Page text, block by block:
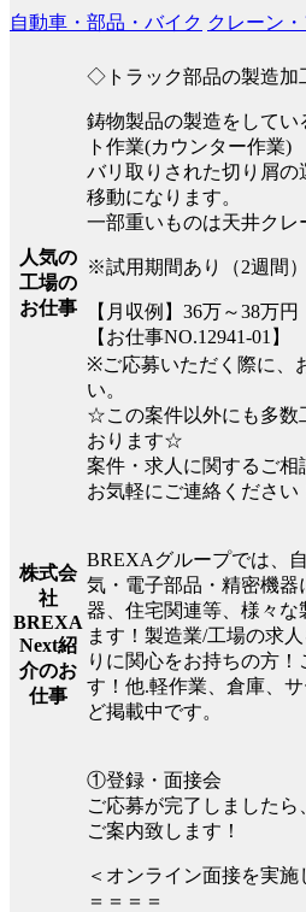
自動車・部品・バイク クレーン
人気の
工場の
お仕事
◇トラック部品の製造
鋳物製品の製造をしてい
ト作業(カウンター作業)
バリ取りされた切り屑
移動になります。
一部重いものは天井クレ
※試用期間あり（2週間
【月収例】36万～38万円
【お仕事NO.12941-01】
※ご応募いただく際に、
い。
☆この案件以外にも多数
おります☆
案件・求人に関するご相
お気軽にご連絡ください
株式会
社
BREXA
Next紹
介のお
仕事
BREXAグループでは、
気・電子部品・精密機
器、住宅関連等、様々
ます！製造業/工場の求
りに関心をお持ちの方！
す！他.軽作業、倉庫、
ど掲載中です。
①登録・面接会
ご応募が完了しました
ご案内致します！
＜オンライン面接を実施
＝＝＝＝